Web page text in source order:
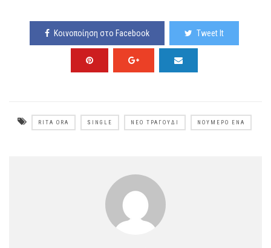
Κοινοποίηση στο Facebook Tweet It
RITA ORA SINGLE ΝΈΟ ΤΡΑΓΟΎΔΙ ΝΟΎΜΕΡΟ ΈΝΑ